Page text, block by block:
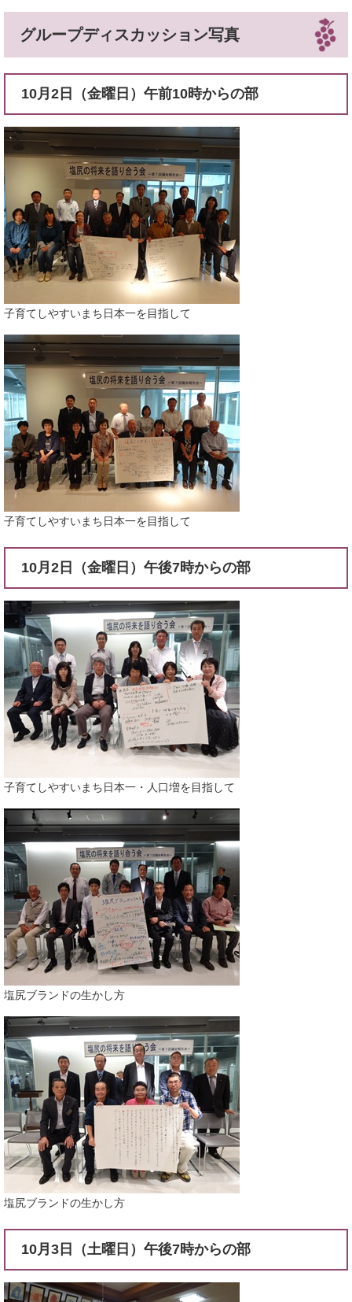
グループディスカッション写真
10月2日（金曜日）午前10時からの部
子育てしやすいまち日本一を目指して
子育てしやすいまち日本一を目指して
10月2日（金曜日）午後7時からの部
子育てしやすいまち日本一・人口増を目指して
塩尻ブランドの生かし方
塩尻ブランドの生かし方
10月3日（土曜日）午後7時からの部